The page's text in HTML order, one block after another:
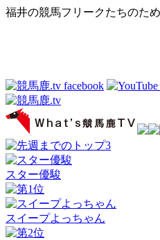
福井の競馬フリークたちのた
スター優駿
スイープよっちゃん